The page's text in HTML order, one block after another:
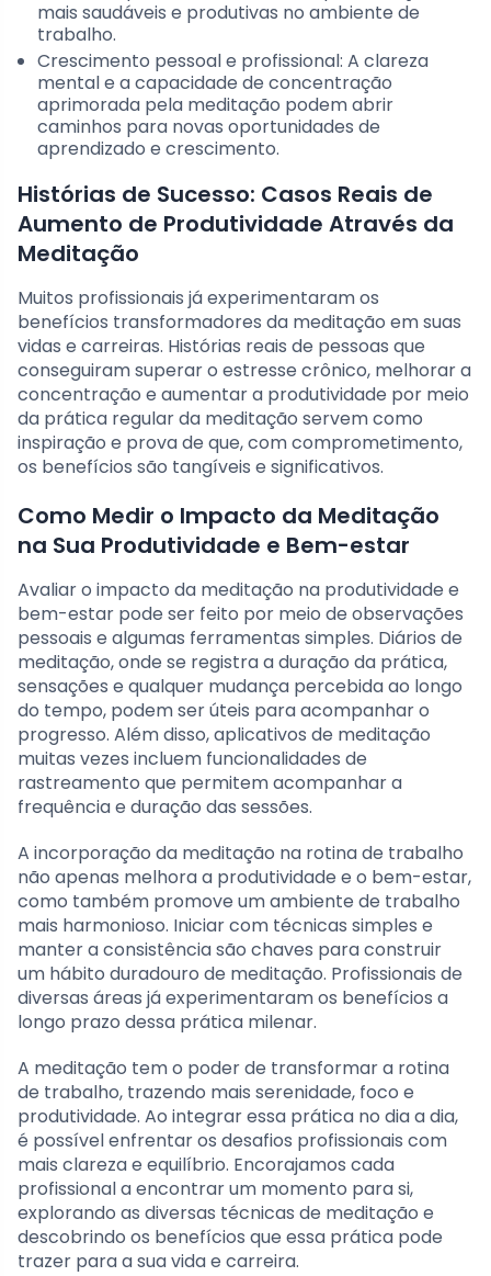
mais saudáveis e produtivas no ambiente de
trabalho.
Crescimento pessoal e profissional: A clareza
mental e a capacidade de concentração
aprimorada pela meditação podem abrir
caminhos para novas oportunidades de
aprendizado e crescimento.
Histórias de Sucesso: Casos Reais de
Aumento de Produtividade Através da
Meditação
Muitos profissionais já experimentaram os
benefícios transformadores da meditação em suas
vidas e carreiras. Histórias reais de pessoas que
conseguiram superar o estresse crônico, melhorar a
concentração e aumentar a produtividade por meio
da prática regular da meditação servem como
inspiração e prova de que, com comprometimento,
os benefícios são tangíveis e significativos.
Como Medir o Impacto da Meditação
na Sua Produtividade e Bem-estar
Avaliar o impacto da meditação na produtividade e
bem-estar pode ser feito por meio de observações
pessoais e algumas ferramentas simples. Diários de
meditação, onde se registra a duração da prática,
sensações e qualquer mudança percebida ao longo
do tempo, podem ser úteis para acompanhar o
progresso. Além disso, aplicativos de meditação
muitas vezes incluem funcionalidades de
rastreamento que permitem acompanhar a
frequência e duração das sessões.
A incorporação da meditação na rotina de trabalho
não apenas melhora a produtividade e o bem-estar,
como também promove um ambiente de trabalho
mais harmonioso. Iniciar com técnicas simples e
manter a consistência são chaves para construir
um hábito duradouro de meditação. Profissionais de
diversas áreas já experimentaram os benefícios a
longo prazo dessa prática milenar.
A meditação tem o poder de transformar a rotina
de trabalho, trazendo mais serenidade, foco e
produtividade. Ao integrar essa prática no dia a dia,
é possível enfrentar os desafios profissionais com
mais clareza e equilíbrio. Encorajamos cada
profissional a encontrar um momento para si,
explorando as diversas técnicas de meditação e
descobrindo os benefícios que essa prática pode
trazer para a sua vida e carreira.